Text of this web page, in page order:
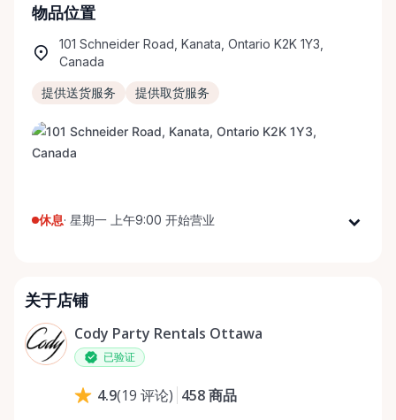
物品位置
101 Schneider Road, Kanata, Ontario K2K 1Y3,
Canada
提供送货服务 提供取货服务
休息· 星期一 上午9:00 开始营业
星期三
星期四
上午9:00 - 下午5:00
星期五
关于店铺
Cody Party Rentals Ottawa
已验证
4.9(19 评论) 458商品